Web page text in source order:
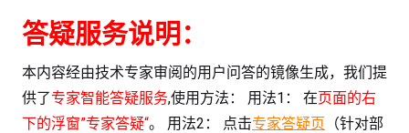
答疑服务说明：
本内容经由技术专家审阅的用户问答的镜像生成，我们提
供了专家智能答疑服务,使用方法： 用法1： 在页面的右
下的浮窗”专家答疑“。 用法2： 点击专家答疑页 （针对部